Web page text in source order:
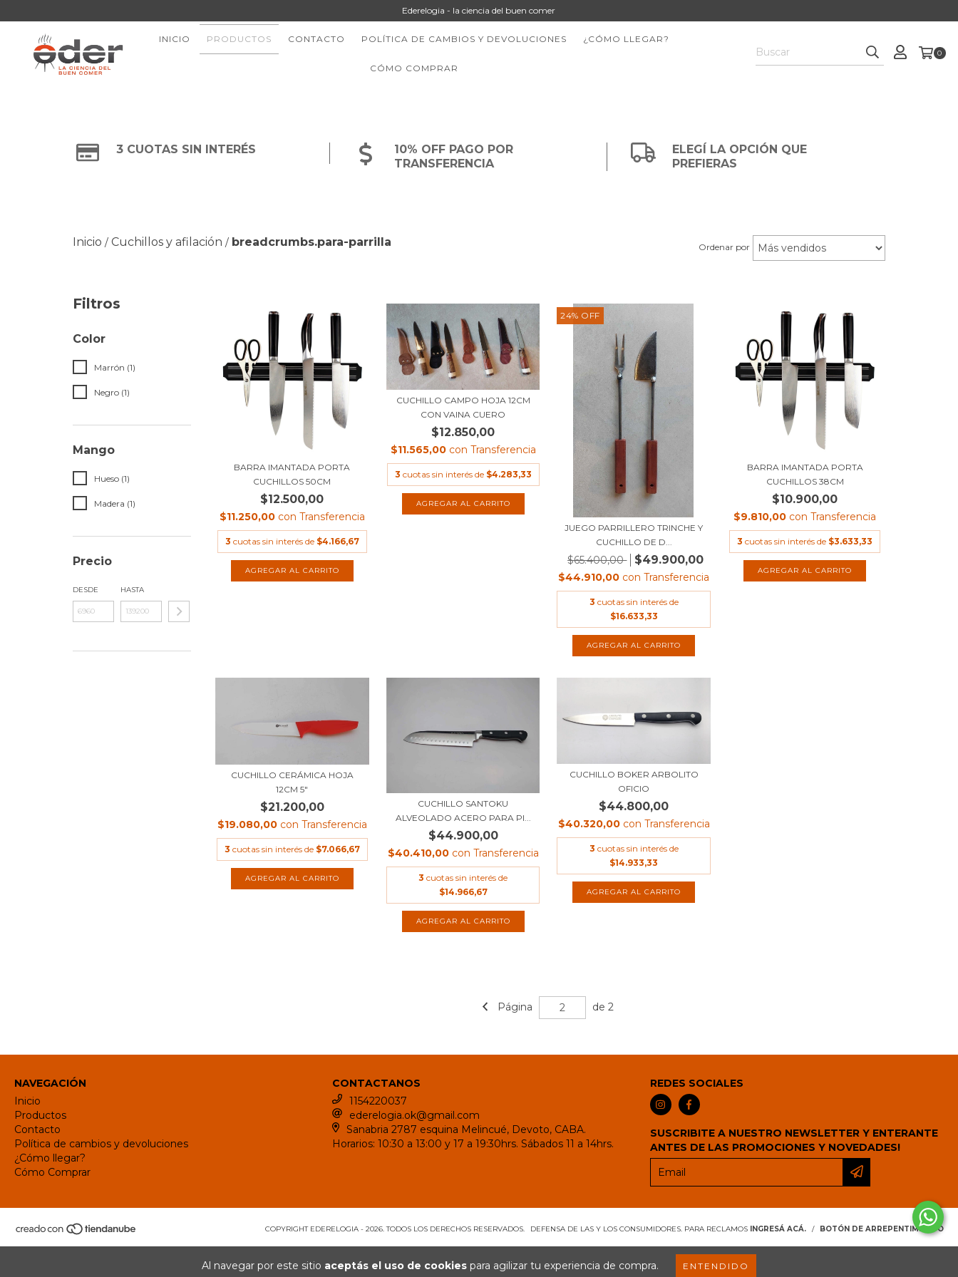
Al navegar por este sitio aceptás el uso de cookies para agilizar tu experiencia de compra. ENTENDIDO
Ederelogia - la ciencia del buen comer
INICIO PRODUCTOS CONTACTO POLÍTICA DE CAMBIOS Y DEVOLUCIONES ¿CÓMO LLEGAR?
CÓMO COMPRAR
0
3 CUOTAS SIN INTERÉS
10% OFF PAGO POR
TRANSFERENCIA
ELEGÍ LA OPCIÓN QUE
PREFIERAS
Inicio / Cuchillos y afilación / breadcrumbs.para-parrilla Ordenar por
Filtros
Color
Marrón (1)
Negro (1)
Mango
Hueso (1)
Madera (1)
Precio
DESDE HASTA
BARRA IMANTADA PORTA
CUCHILLOS 50CM
$12.500,00
$11.250,00 con Transferencia
3 cuotas sin interés de $4.166,67
CUCHILLO CAMPO HOJA 12CM
CON VAINA CUERO
$12.850,00
$11.565,00 con Transferencia
3 cuotas sin interés de $4.283,33
24% OFF
JUEGO PARRILLERO TRINCHE Y
CUCHILLO DE D...
$65.400,00 $49.900,00
$44.910,00 con Transferencia
3 cuotas sin interés de
$16.633,33
BARRA IMANTADA PORTA
CUCHILLOS 38CM
$10.900,00
$9.810,00 con Transferencia
3 cuotas sin interés de $3.633,33
CUCHILLO CERÁMICA HOJA
12CM 5"
$21.200,00
$19.080,00 con Transferencia
3 cuotas sin interés de $7.066,67
CUCHILLO SANTOKU
ALVEOLADO ACERO PARA PI...
$44.900,00
$40.410,00 con Transferencia
3 cuotas sin interés de
$14.966,67
CUCHILLO BOKER ARBOLITO
OFICIO
$44.800,00
$40.320,00 con Transferencia
3 cuotas sin interés de
$14.933,33
Página de 2
NAVEGACIÓN
Inicio
Productos
Contacto
Política de cambios y devoluciones
¿Cómo llegar?
Cómo Comprar
CONTACTANOS
1154220037
ederelogia.ok@gmail.com
Sanabria 2787 esquina Melincué, Devoto, CABA.
Horarios: 10:30 a 13:00 y 17 a 19:30hrs. Sábados 11 a 14hrs.
REDES SOCIALES
SUSCRIBITE A NUESTRO NEWSLETTER Y ENTERANTE
ANTES DE LAS PROMOCIONES Y NOVEDADES!
COPYRIGHT EDERELOGIA - 2026. TODOS LOS DERECHOS RESERVADOS. DEFENSA DE LAS Y LOS CONSUMIDORES. PARA RECLAMOS INGRESÁ ACÁ. / BOTÓN DE ARREPENTIMIENTO